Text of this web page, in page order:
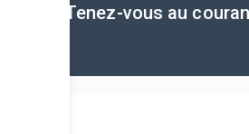
Tenez-vous au